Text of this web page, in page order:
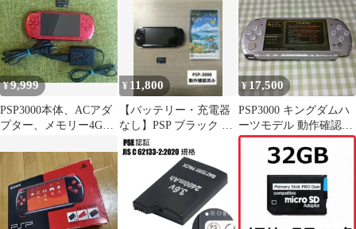
¥9,999
PSP3000本体、ACアダ
プター、メモリー4G付
¥ 11,800
【バッテリー・充電器
なし】PSP ブラック 本
体 ぼくのなつやすみ4
セット
¥17,500
PSP3000 キングダムハ
ーツモデル 動作確認済
み